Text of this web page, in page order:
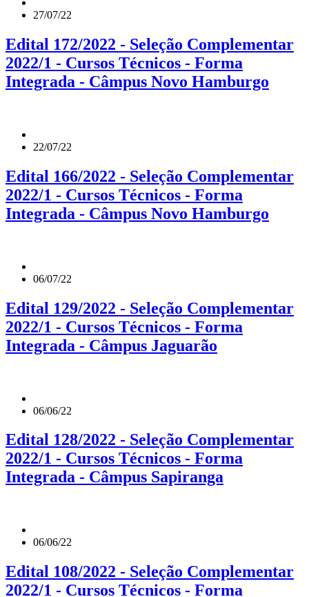
27/07/22
Edital 172/2022 - Seleção Complementar
2022/1 - Cursos Técnicos - Forma
Integrada - Câmpus Novo Hamburgo
22/07/22
Edital 166/2022 - Seleção Complementar
2022/1 - Cursos Técnicos - Forma
Integrada - Câmpus Novo Hamburgo
06/07/22
Edital 129/2022 - Seleção Complementar
2022/1 - Cursos Técnicos - Forma
Integrada - Câmpus Jaguarão
06/06/22
Edital 128/2022 - Seleção Complementar
2022/1 - Cursos Técnicos - Forma
Integrada - Câmpus Sapiranga
06/06/22
Edital 108/2022 - Seleção Complementar
2022/1 - Cursos Técnicos - Forma